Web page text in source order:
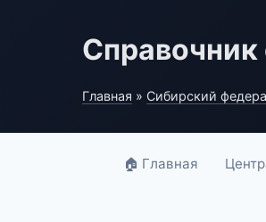
Справочник
Главная » Сибирский
🏠 Главная